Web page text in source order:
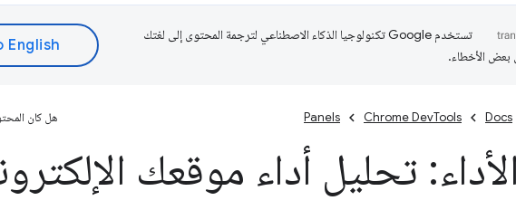
تستخدم Google تكنولوجيا الذكاء الاصطناعي لترجمة المحتوى إلى لغتك
بعض الأخطاء.
Docs
Chrome DevTools
Panels هل كان
تحليل أداء موقعك